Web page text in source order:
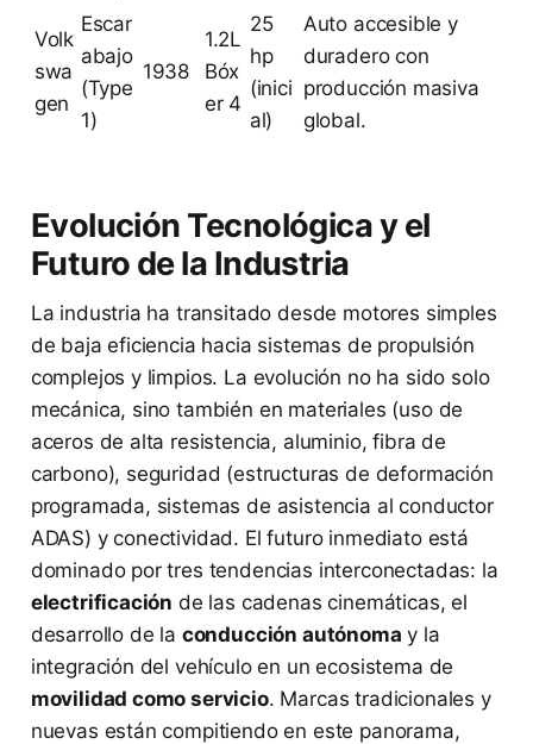
Volk
swa
gen
Escar
abajo
(Type
1)
1938
1.2L
Bóx
er 4
25
hp
(inici
al)
Auto accesible y
duradero con
producción masiva
global.
Evolución Tecnológica y el
Futuro de la Industria
La industria ha transitado desde motores simples
de baja eficiencia hacia sistemas de propulsión
complejos y limpios. La evolución no ha sido solo
mecánica, sino también en materiales (uso de
aceros de alta resistencia, aluminio, fibra de
carbono), seguridad (estructuras de deformación
programada, sistemas de asistencia al conductor
ADAS) y conectividad. El futuro inmediato está
dominado por tres tendencias interconectadas: la
electrificación de las cadenas cinemáticas, el
desarrollo de la conducción autónoma y la
integración del vehículo en un ecosistema de
movilidad como servicio. Marcas tradicionales y
nuevas están compitiendo en este panorama,